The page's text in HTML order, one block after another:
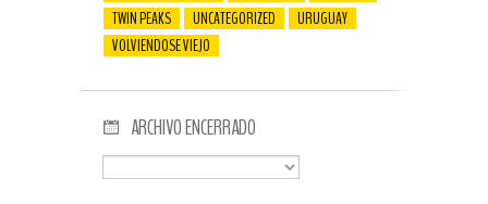
TWIN PEAKS
UNCATEGORIZED
URUGUAY
VOLVIENDOSE VIEJO
ARCHIVO ENCERRADO